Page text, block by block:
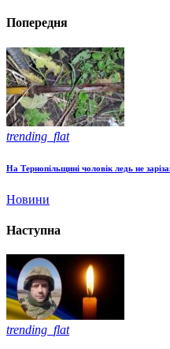
Попередня
trending_flat
На Тернопільщині чоловік ледь не
Новини
Наступна
trending_flat